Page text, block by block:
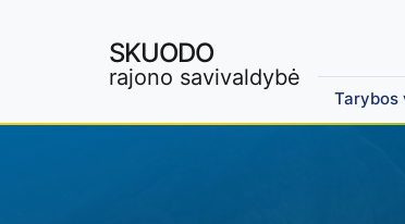
SKUODO
rajono savivaldybė
Tarybos